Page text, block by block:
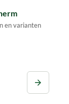
en varianten